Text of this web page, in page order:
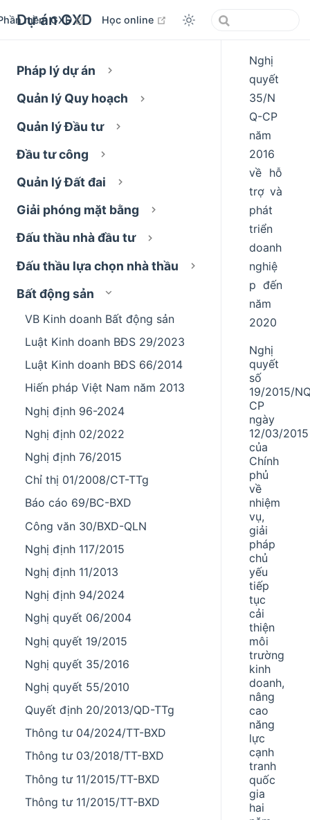
Dự án GXD
mềm GXD open in new window
Học online open in new window
Pháp lý dự án
Quản lý Quy hoạch
Quản lý Đầu tư
Đầu tư công
Quản lý Đất đai
Giải phóng mặt bằng
Đấu thầu nhà đầu tư
Đấu thầu lựa chọn nhà thầu
Bất động sản
VB Kinh doanh Bất động sản
Luật Kinh doanh BĐS 29/2023
Luật Kinh doanh BĐS 66/2014
Hiến pháp Việt Nam năm 2013
Nghị định 96-2024
Nghị định 02/2022
Nghị định 76/2015
Chỉ thị 01/2008/CT-TTg
Báo cáo 69/BC-BXD
Công văn 30/BXD-QLN
Nghị định 117/2015
Nghị định 11/2013
Nghị định 94/2024
Nghị quyết 06/2004
Nghị quyết 19/2015
Nghị quyết 35/2016
Nghị quyết 55/2010
Quyết định 20/2013/QD-TTg
Thông tư 04/2024/TT-BXD
Thông tư 03/2018/TT-BXD
Thông tư 11/2015/TT-BXD
Thông tư 11/2015/TT-BXD
Nghị
quyết
35/N
Q-CP
năm
2016
về hỗ
trợ và
phát
triển
doanh
nghiệ
p đến
năm
2020
Nghị
quyết
số
19/2015/
CP
ngày
12/03/2015
của
Chính
phủ
về
nhiệm
vụ,
giải
pháp
chủ
yếu
tiếp
tục
cải
thiện
môi
trường
kinh
doanh,
nâng
cao
năng
lực
cạnh
tranh
quốc
gia
hai